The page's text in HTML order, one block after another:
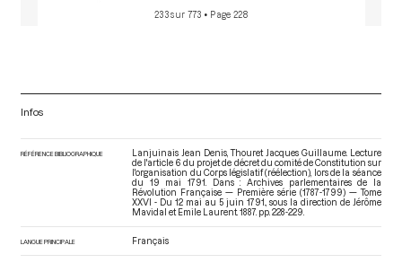
233 sur 773 • Page 228
Infos
RÉFÉRENCE BIBLIOGRAPHIQUE
Lanjuinais Jean Denis, Thouret Jacques Guillaume. Lecture
de l'article 6 du projet de décret du comité de Constitution sur
l'organisation du Corps législatif (réélection), lors de la séance
du 19 mai 1791. Dans : Archives parlementaires de la
Révolution Française — Première série (1787-1799) — Tome
XXVI - Du 12 mai au 5 juin 1791.
, sous la direction de Jérôme
Mavidal et Emile Laurent. 1887. pp. 228-229.
LANGUE PRINCIPALE Français